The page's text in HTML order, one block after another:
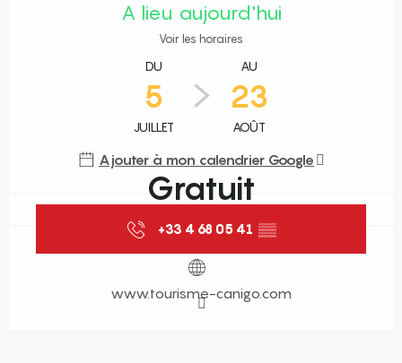
A lieu aujourd'hui
Voir les horaires
DU
5
JUILLET
AU
23
AOÛT
Ajouter à mon calendrier Google
Gratuit
+33 4 68 05 41 ▒▒
www.tourisme-canigo.com